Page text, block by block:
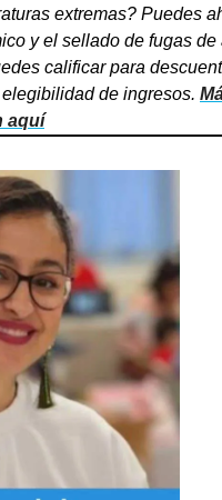
extremas? Puedes
y el sellado de fugas de
calificar para
de ingresos.
aquí